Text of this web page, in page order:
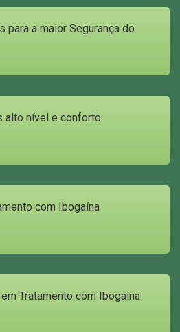
para a maior Segurança do
alto nível e conforto
com Ibogaína
Tratamento com Ibogaína